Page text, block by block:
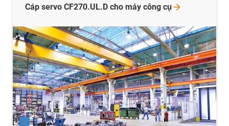
Cáp servo CF270.UL.D cho máy công cụ